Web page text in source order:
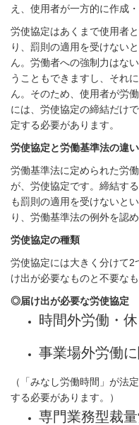
え、使用者が一方的に作成
労使協定はあくまで使用者
り、罰則の適用を受けない
ん。労働者への強制力はな
うこともできますし、それ
ん。そのため、使用者が労
には、労使協定の締結だけ
定する必要があります。
労使協定と労働基準法の違い
労働基準法に定められた労
が、労使協定です。締結す
も罰則の適用を受けないと
り、労働基準法の例外を認
労使協定の種類
労使協定には大きく分けて2
け出が必要なものと不要なも
◎届け出が必要な労使協定
時間外労働・
事業場外労働
（「みなし労働時間」が法
する必要があります。）
専門業務型裁